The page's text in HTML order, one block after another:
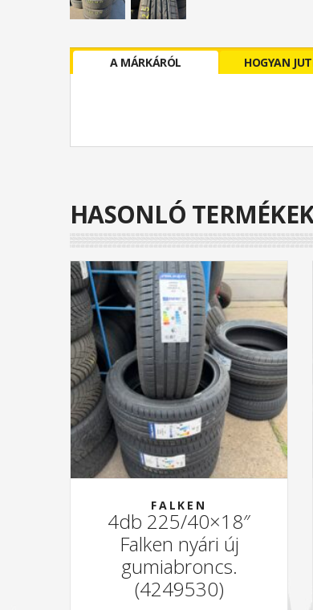
A MÁRKÁRÓL HOGYAN
HASONLÓ TERMÉKEK
FALKEN
4db 225/40×18″
Falken nyári új
gumiabroncs.
(4249530)